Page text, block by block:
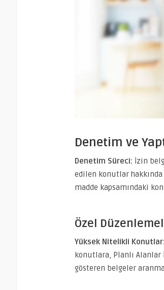
Denetim ve
Denetim Süreci: İzin
edilen konutlar
madde kapsamındaki
Özel
Yüksek Nitelikli Konutlar:
konutlara, Planlı Alanlar
gösteren belgeler